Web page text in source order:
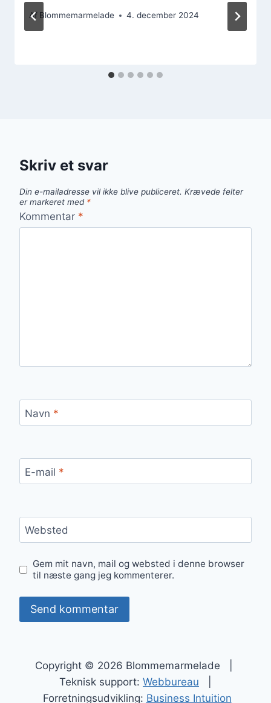
Af Blommemarmelade 4. december 2024
Skriv et svar
Din e-mailadresse vil ikke blive publiceret. Krævede felter
er markeret med *
Kommentar *
Navn *
E-mail *
Websted
Gem mit navn, mail og websted i denne browser
til næste gang jeg kommenterer.
Copyright © 2026 Blommemarmelade |
Teknisk support: Webbureau
Forretningsudvikling: Business Intuition